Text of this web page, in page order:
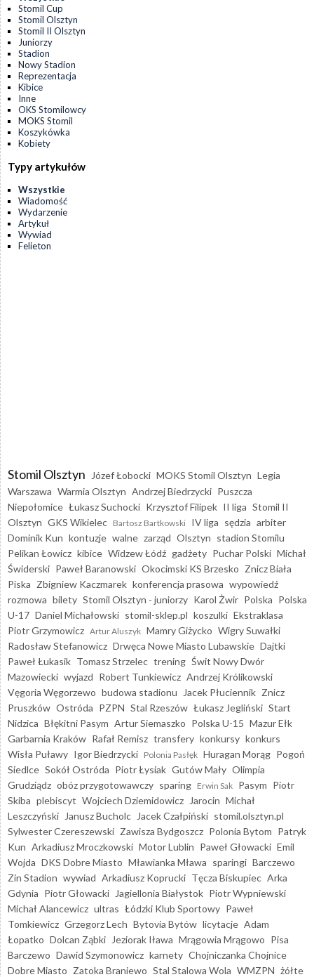
Stomil Cup
Stomil Olsztyn
Stomil II Olsztyn
Juniorzy
Stadion
Nowy Stadion
Reprezentacja
Kibice
Inne
OKS Stomilowcy
MOKS Stomil
Koszykówka
Kobiety
Typy artykułów
Wszystkie
Wiadomość
Wydarzenie
Artykuł
Wywiad
Felieton
Stomil Olsztyn Józef Łobocki MOKS Stomil Olsztyn Legia
Warszawa Warmia Olsztyn Andrzej Biedrzycki Puszcza
Niepołomice Łukasz Suchocki Krzysztof Filipek II liga Stomil II
Olsztyn GKS Wikielec Bartosz Bartkowski IV liga sędzia arbiter
Dominik Kun kontuzje walne zarząd Olsztyn stadion Stomilu
Pelikan Łowicz kibice Widzew Łódź gadżety Puchar Polski Michał
Świderski Paweł Baranowski Okocimski KS Brzesko Znicz Biała
Piska Zbigniew Kaczmarek konferencja prasowa wypowiedź
rozmowa bilety Stomil Olsztyn - juniorzy Karol Żwir Polska Polska
U-17 Daniel Michałowski stomil-sklep.pl koszulki Ekstraklasa
Piotr Grzymowicz Artur Aluszyk Mamry Giżycko Wigry Suwałki
Radosław Stefanowicz Drwęca Nowe Miasto Lubawskie Dajtki
Paweł Łukasik Tomasz Strzelec trening Świt Nowy Dwór
Mazowiecki wyjazd Robert Tunkiewicz Andrzej Królikowski
Vęgoria Węgorzewo budowa stadionu Jacek Płuciennik Znicz
Pruszków Ostróda PZPN Stal Rzeszów Łukasz Jegliński Start
Nidzica Błękitni Pasym Artur Siemaszko Polska U-15 Mazur Ełk
Garbarnia Kraków Rafał Remisz transfery konkursy konkurs
Wisła Puławy Igor Biedrzycki Polonia Pasłęk Huragan Morąg Pogoń
Siedlce Sokół Ostróda Piotr Łysiak Gutów Mały Olimpia
Grudziądz obóz przygotowawczy sparing Erwin Sak Pasym Piotr
Skiba plebiscyt Wojciech Dziemidowicz Jarocin Michał
Leszczyński
Janusz Bucholc Jacek Czałpiński stomil.olsztyn.pl
Sylwester Czereszewski Zawisza Bydgoszcz Polonia Bytom Patryk
Kun Arkadiusz Mroczkowski Motor Lublin Paweł Głowacki Emil
Wojda DKS Dobre Miasto Mławianka Mława sparingi Barczewo
Zin Stadion wywiad Arkadiusz Koprucki Tęcza Biskupiec Arka
Gdynia Piotr Głowacki Jagiellonia Białystok Piotr Wypniewski
Michał Alancewicz ultras Łódzki Klub Sportowy Paweł
Tomkiewicz Grzegorz Lech Bytovia Bytów licytacje Adam
Łopatko Dolcan Ząbki Jeziorak Iława Mrągowia Mrągowo Pisa
Barczewo Dawid Szymonowicz karnety Chojniczanka Chojnice
Dobre Miasto Zatoka Braniewo Stal Stalowa Wola WMZPN żółte